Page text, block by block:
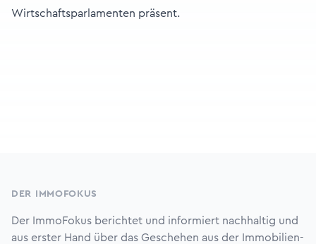
Wirtschaftsparlamenten präsent.
DER IMMOFOKUS
Der ImmoFokus berichtet und informiert nachhaltig und
aus erster Hand über das Geschehen aus der Immobilien-